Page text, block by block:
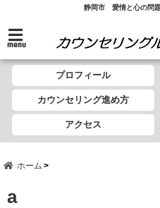
静岡市 愛情と心の問
menu
プロフィール
カウンセリング進め方
アクセス
ホーム
a